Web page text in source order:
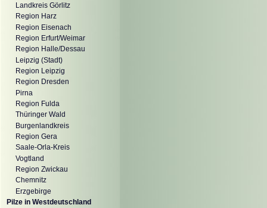
Landkreis Görlitz
Region Harz
Region Eisenach
Region Erfurt/Weimar
Region Halle/Dessau
Leipzig (Stadt)
Region Leipzig
Region Dresden
Pirna
Region Fulda
Thüringer Wald
Burgenlandkreis
Region Gera
Saale-Orla-Kreis
Vogtland
Region Zwickau
Chemnitz
Erzgebirge
Pilze in Westdeutschland